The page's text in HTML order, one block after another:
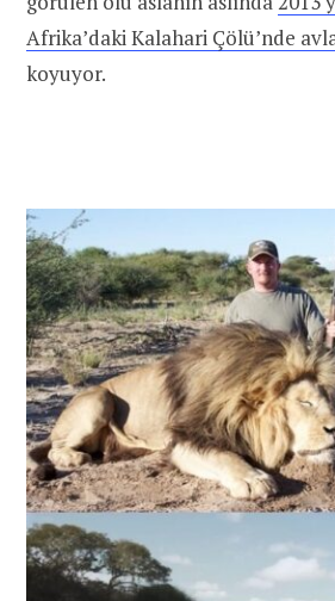
Afrika’daki Kalahari Çölü’nde
koyuyor.